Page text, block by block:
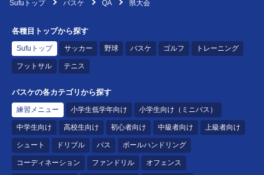
Sufuトップ バスケ QA 県大会
各種目トップから探す
Sufuトップ サッカー 野球 バスケ ゴルフ トレーニング
フットサル テニス
バスケの各カテゴリから探す
練習メニュー 小学生低学年向け 小学生向け（ミニバス）
中学生向け 高校生向け 初心者向け 中級者向け 上級者向け
シュート ドリブル パス ボールハンドリング
コーディネーション ファンドリル オフェンス